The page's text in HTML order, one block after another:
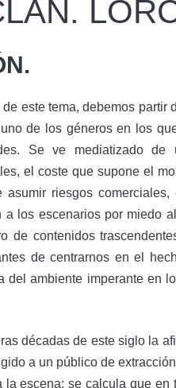
este tema, debemos
de los géneros en los
Se ve mediatizado
el coste que supone el
asumir riesgos
a los escenarios por miedo
de contenidos
de centrarnos en el
del ambiente imperante en
décadas de este siglo la
a un público de
escena; se calcula que en